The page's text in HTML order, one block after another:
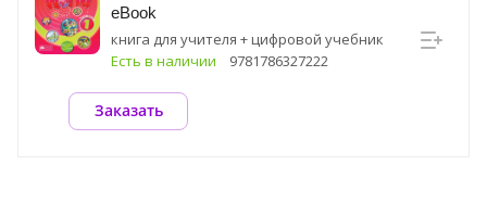
eBook
книга для учителя + цифровой учебник
Есть в наличии
9781786327222
Заказать